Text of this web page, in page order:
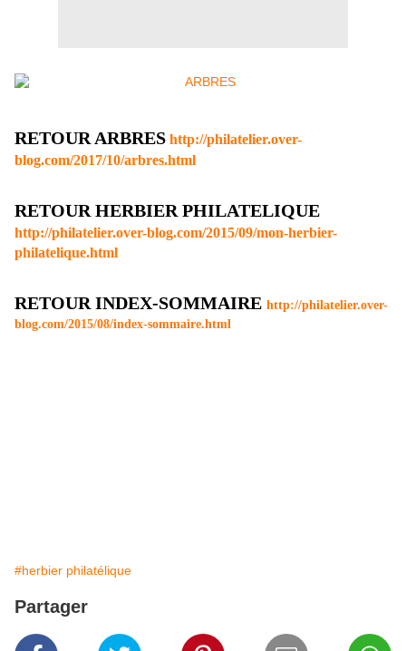
RETOUR ARBRES http://philatelier.over-
blog.com/2017/10/arbres.html
RETOUR HERBIER PHILATELIQUE
http://philatelier.over-blog.com/2015/09/mon-herbier-
philatelique.html
RETOUR INDEX-SOMMAIRE http://philatelier.over-
blog.com/2015/08/index-sommaire.html
#herbier philatélique
Partager